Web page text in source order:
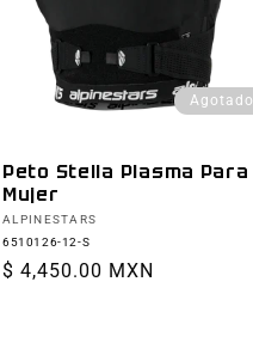
Agotado
Peto Stella Plasma Para
Mujer
Proveedor:
ALPINESTARS
6510126-12-S
Precio
$ 4,450.00 MXN